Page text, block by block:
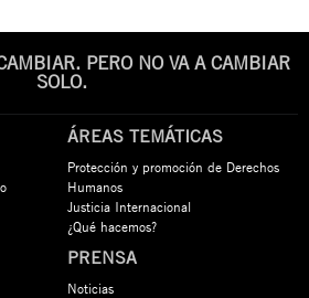
PERO NO VA A CAMBIAR
SOLO.
ÁREAS TEMÁTICAS
Protección y promoción de Derechos
Humanos
Justicia Internacional
¿Qué hacemos?
PRENSA
Noticias